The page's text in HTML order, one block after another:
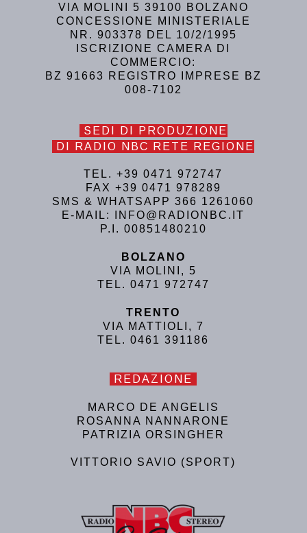
VIA MOLINI 5 39100 BOLZANO
CONCESSIONE MINISTERIALE
NR. 903378 DEL 10/2/1995
ISCRIZIONE CAMERA DI
COMMERCIO:
BZ 91663 REGISTRO IMPRESE BZ
008-7102
SEDI DI PRODUZIONE
DI RADIO NBC RETE REGIONE
TEL. +39 0471 972747
FAX +39 0471 978289
SMS & WHATSAPP 366 1261060
E-MAIL: INFO@RADIONBC.IT
P.I. 00851480210
BOLZANO
VIA MOLINI, 5
TEL. 0471 972747
TRENTO
VIA MATTIOLI, 7
TEL. 0461 391186
REDAZIONE
MARCO DE ANGELIS
ROSANNA NANNARONE
PATRIZIA ORSINGHER
VITTORIO SAVIO (SPORT)